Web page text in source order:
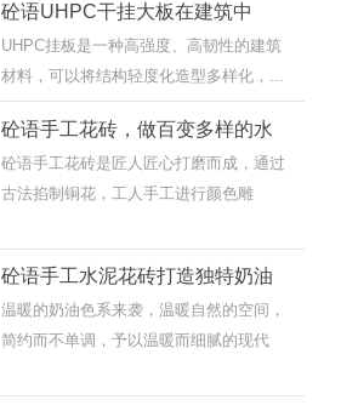
砼语UHPC干挂大板在建筑中
UHPC挂板是一种高强度、高韧性的建筑
材料，可以将结构轻度化造型多样化，...
砼语手工花砖，做百变多样的水
砼语手工花砖是匠人匠心打磨而成，通过
古法掐制铜花，工人手工进行颜色雕
砼语手工水泥花砖打造独特奶油
温暖的奶油色系来袭，温暖自然的空间，
简约而不单调，予以温暖而细腻的现代